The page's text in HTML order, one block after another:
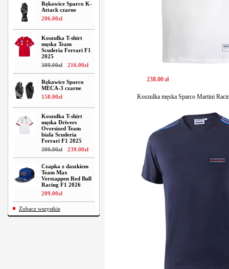
Rękawice Sparco K-
Attack czarne
206.00zł
Koszulka T-shirt
męska Team
Scuderia Ferrari F1
2025
309.00zł 216.00zł
Rękawice Sparco
MECA-3 czarne
158.00zł
Koszulka T-shirt
męska Drivers
Oversized Team
biała Scuderia
Ferrari F1 2025
399.00zł 239.00zł
Czapka z daszkiem
Team Max
Verstappen Red Bull
Racing F1 2026
209.00zł
Zobacz wszystkie
238.00zł
Koszulka męska Sparco Martini